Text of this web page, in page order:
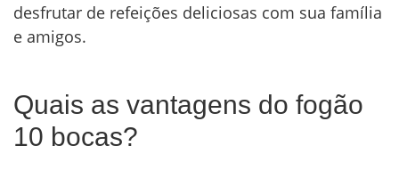
desfrutar de refeições deliciosas com sua família
e amigos.
Quais as vantagens do fogão
10 bocas?